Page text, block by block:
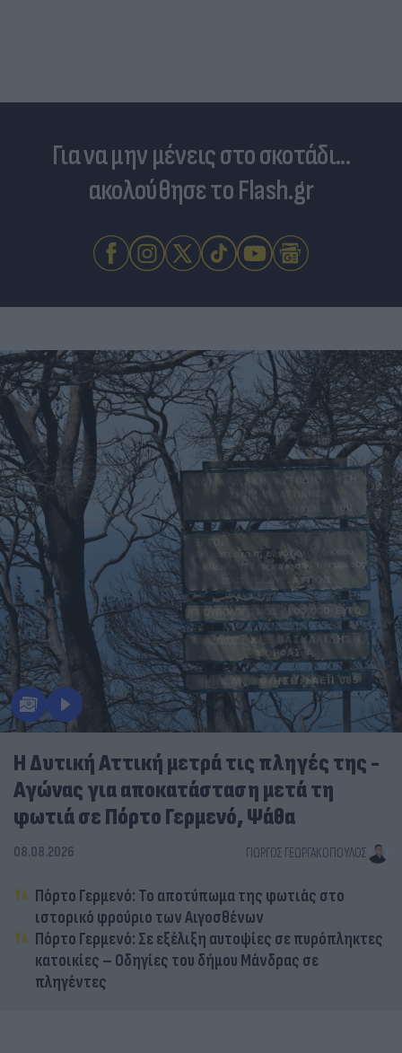
Για να μην μένεις στο σκοτάδι...
ακολούθησε το Flash.gr
Η Δυτική Αττική μετρά τις πληγές της -
Αγώνας για αποκατάσταση μετά τη
φωτιά σε Πόρτο Γερμενό, Ψάθα
08.08.2026 ΓΙΏΡΓΟΣ ΓΕΩΡΓΑΚΌΠΟΥΛΟΣ
Πόρτο Γερμενό: Το αποτύπωμα της φωτιάς στο
ιστορικό φρούριο των Αιγοσθένων
Πόρτο Γερμενό: Σε εξέλιξη αυτοψίες σε πυρόπληκτες
κατοικίες – Οδηγίες του δήμου Μάνδρας σε
πληγέντες